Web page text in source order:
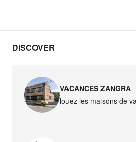
DISCOVER
VACANCES ZANGRA
louez les maisons de